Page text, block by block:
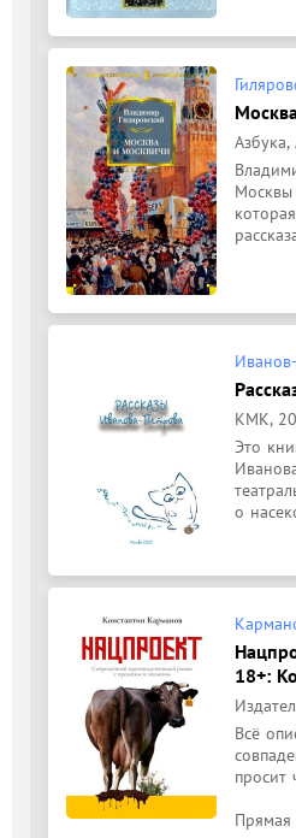
Москвы
КМК,
Это
о
18+:
Всё
просит
Прямая